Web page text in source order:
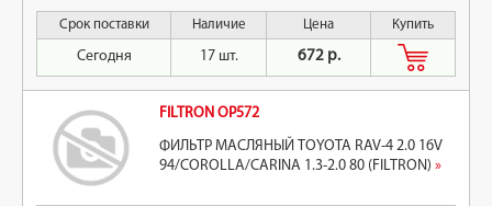
Срок поставки Наличие Цена Купить
Сегодня 17 шт. 672 р.
FILTRON OP572
ФИЛЬТР МАСЛЯНЫЙ TOYOTA RAV-4 2.0 16V
94/COROLLA/CARINA 1.3-2.0 80 (FILTRON) »